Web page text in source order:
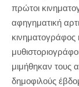
πρώτοι
αφηγηματική
κινηματογράφος
μιμήθηκαν τους
δημοφιλούς